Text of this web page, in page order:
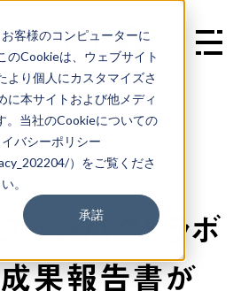
客様のコンピューターに
のCookieは、ウェブサイト
より個人にカスタマイズさ
に本サイトおよび他メディ
。当社のCookieについての
バシーポリシー
）をご覧くださ
い。
承諾
EN
スインパクトラボ
果報告書が